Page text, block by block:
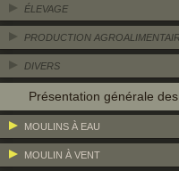
ÉLEVAGE
PRODUCTION
DIVERS
Présentation générale
MOULINS À EAU
MOULIN À VENT